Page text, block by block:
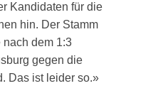
Kandidaten für die
hin. Der Stamm
dem 1:3
gegen die
Das ist leider so.»